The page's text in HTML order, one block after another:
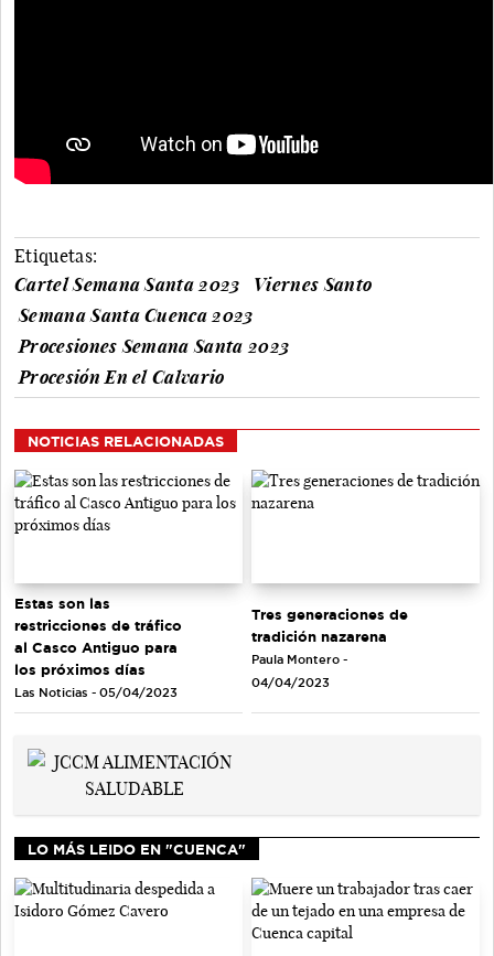
Etiquetas:
Cartel Semana Santa 2023
Viernes Santo
Semana Santa Cuenca 2023
Procesiones Semana Santa 2023
Procesión En el Calvario
NOTICIAS RELACIONADAS
Estas son las
restricciones de tráfico
al Casco Antiguo para
los próximos días
Las Noticias - 05/04/2023
Tres generaciones de
tradición nazarena
Paula Montero -
04/04/2023
LO MÁS LEIDO EN "CUENCA"